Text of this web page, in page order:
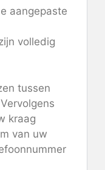
aangepaste
volledig
tussen
kraag
van uw